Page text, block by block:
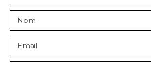
Nom
Email